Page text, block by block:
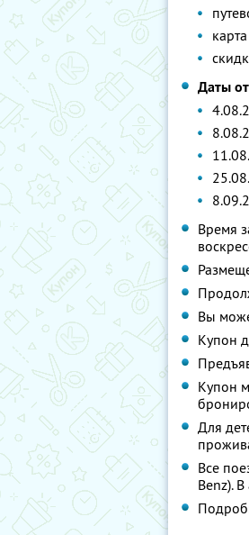
Даты
Время
Вы
Купон
Купон
Для
Все
Benz).